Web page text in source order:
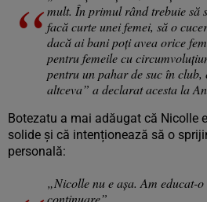
mult. În primul rând trebuie să
facă curte unei femei, să o
dacă ai bani poți avea orice
pentru femeile cu
pentru un pahar de suc în club,
altceva” a declarat acesta la
Botezatu a mai adăugat că Nicolle
solide și că intenționează să o
personală:
„Nicolle nu e așa. Am educat-
continuare”.